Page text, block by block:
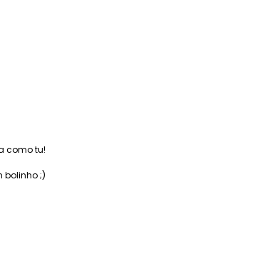
como tu!
bolinho ;)